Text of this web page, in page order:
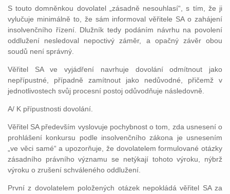
S touto domněnkou dovolatel „zásadně nesouhlasí“, s tím, že ji
vylučuje minimálně to, že sám informoval věřitele SA o zahájení
insolvenčního řízení. Dlužník tedy podáním návrhu na povolení
oddlužení nesledoval nepoctivý záměr, a opačný závěr obou
soudů není správný.
Věřitel SA ve vyjádření navrhuje dovolání odmítnout jako
nepřípustné, případně zamítnout jako nedůvodné, přičemž v
jednotlivostech svůj procesní postoj odůvodňuje následovně.
A/ K přípustnosti dovolání.
Věřitel SA především vyslovuje pochybnost o tom, zda usnesení o
prohlášení konkursu podle insolvenčního zákona je usnesením
„ve věci samé“ a upozorňuje, že dovolatelem formulované otázky
zásadního právního významu se netýkají tohoto výroku, nýbrž
výroku o zrušení schváleného oddlužení.
První z dovolatelem položených otázek nepokládá věřitel SA za